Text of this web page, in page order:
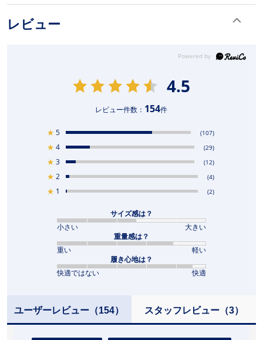
レビュー
4.5
レビュー件数： 154件
★ 5 (107)
★ 4 (29)
★ 3 (12)
★ 2 (4)
★ 1 (2)
サイズ感は？
小さい
大きい
重量感は？
重い
軽い
履き心地は？
快適ではない
快適
ユーザーレビュー （154） スタッフレビュー（3）